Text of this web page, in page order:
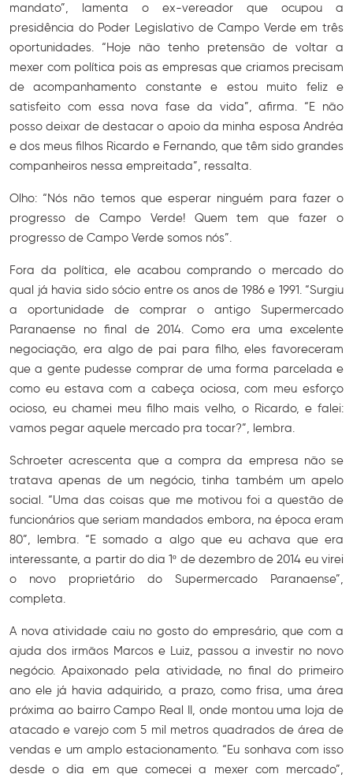
mandato”, lamenta o ex-vereador que ocupou a
presidência do Poder Legislativo de Campo Verde em três
oportunidades. “Hoje não tenho pretensão de voltar a
mexer com política pois as empresas que criamos precisam
de acompanhamento constante e estou muito feliz e
satisfeito com essa nova fase da vida”, afirma. “E não
posso deixar de destacar o apoio da minha esposa Andréa
e dos meus filhos Ricardo e Fernando, que têm sido grandes
companheiros nessa empreitada”, ressalta.
Olho: “Nós não temos que esperar ninguém para fazer o
progresso de Campo Verde! Quem tem que fazer o
progresso de Campo Verde somos nós”.
Fora da política, ele acabou comprando o mercado do
qual já havia sido sócio entre os anos de 1986 e 1991. “Surgiu
a oportunidade de comprar o antigo Supermercado
Paranaense no final de 2014. Como era uma excelente
negociação, era algo de pai para filho, eles favoreceram
que a gente pudesse comprar de uma forma parcelada e
como eu estava com a cabeça ociosa, com meu esforço
ocioso, eu chamei meu filho mais velho, o Ricardo, e falei:
vamos pegar aquele mercado pra tocar?”, lembra.
Schroeter acrescenta que a compra da empresa não se
tratava apenas de um negócio, tinha também um apelo
social. “Uma das coisas que me motivou foi a questão de
funcionários que seriam mandados embora, na época eram
80”, lembra. “E somado a algo que eu achava que era
interessante, a partir do dia 1º de dezembro de 2014 eu virei
o novo proprietário do Supermercado Paranaense”,
completa.
A nova atividade caiu no gosto do empresário, que com a
ajuda dos irmãos Marcos e Luiz, passou a investir no novo
negócio. Apaixonado pela atividade, no final do primeiro
ano ele já havia adquirido, a prazo, como frisa, uma área
próxima ao bairro Campo Real II, onde montou uma loja de
atacado e varejo com 5 mil metros quadrados de área de
vendas e um amplo estacionamento. “Eu sonhava com isso
desde o dia em que comecei a mexer com mercado”,